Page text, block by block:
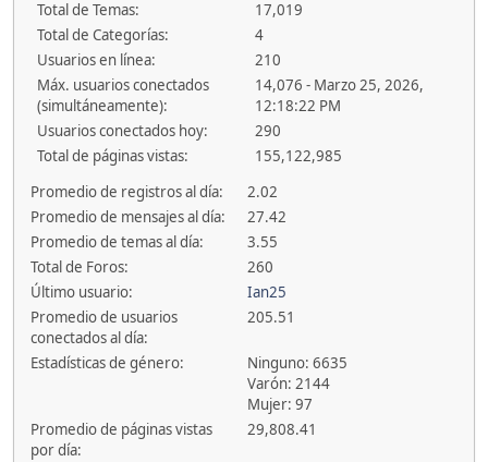
Total de Temas:
17,019
Total de Categorías:
4
Usuarios en línea:
210
Máx. usuarios conectados
(simultáneamente):
14,076 - Marzo 25, 2026,
12:18:22 PM
Usuarios conectados hoy:
290
Total de páginas vistas:
155,122,985
Promedio de registros al día:
2.02
Promedio de mensajes al día:
27.42
Promedio de temas al día:
3.55
Total de Foros:
260
Último usuario:
Ian25
Promedio de usuarios
conectados al día:
205.51
Estadísticas de género:
Ninguno: 6635
Varón: 2144
Mujer: 97
Promedio de páginas vistas
por día:
29,808.41